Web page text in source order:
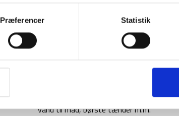
Præferencer Statistik
Lifestraws
99,9999% af alle bakterier (fx
Derudover reducerer et Lifestraws
ned til 0,2 mikrometer (0,00002 cm).
med det samme. Det filtrerer minimum
rent vand), som dræber farlige bakterier
tablet) med NSF/ANSI 60 certificering.
vand til mad, børste tænder m.m.